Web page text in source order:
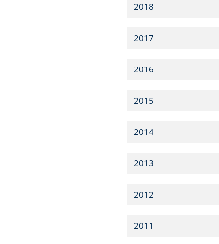
2018
2017
2016
2015
2014
2013
2012
2011